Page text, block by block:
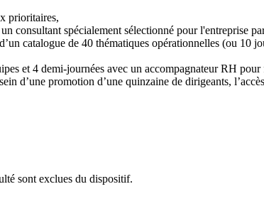
prioritaires,
consultant spécialement sélectionné pour l'entreprise
catalogue de 40 thématiques opérationnelles (ou
et 4 demi-journées avec un accompagnateur RH
d’une promotion d’une quinzaine de dirigeants,
sont exclues du dispositif.